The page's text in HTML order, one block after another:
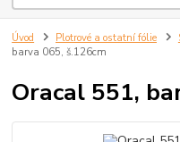
Úvod Plotrové a ostatní fólie
barva 065, š.126cm
Oracal 551,